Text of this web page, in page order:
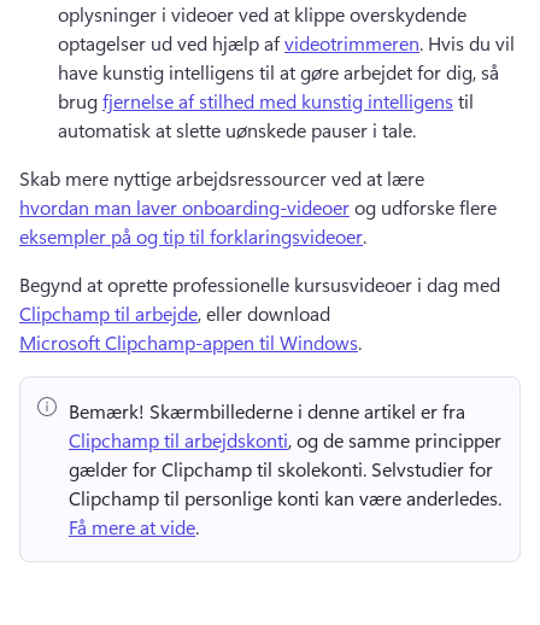
oplysninger i videoer ved at klippe overskydende
optagelser ud ved hjælp af videotrimmeren. Hvis du vil
have kunstig intelligens til at gøre arbejdet for dig, så
brug fjernelse af stilhed med kunstig intelligens til
automatisk at slette uønskede pauser i tale.
Skab mere nyttige arbejdsressourcer ved at lære
hvordan man laver onboarding-videoer og udforske flere
eksempler på og tip til forklaringsvideoer.
Begynd at oprette professionelle kursusvideoer i dag med
Clipchamp til arbejde, eller download
Microsoft Clipchamp-appen til Windows.
Bemærk!
Clipchamp til arbejdskonti, og de samme principper
gælder for Clipchamp til skolekonti. Selvstudier for
Få mere at vide.